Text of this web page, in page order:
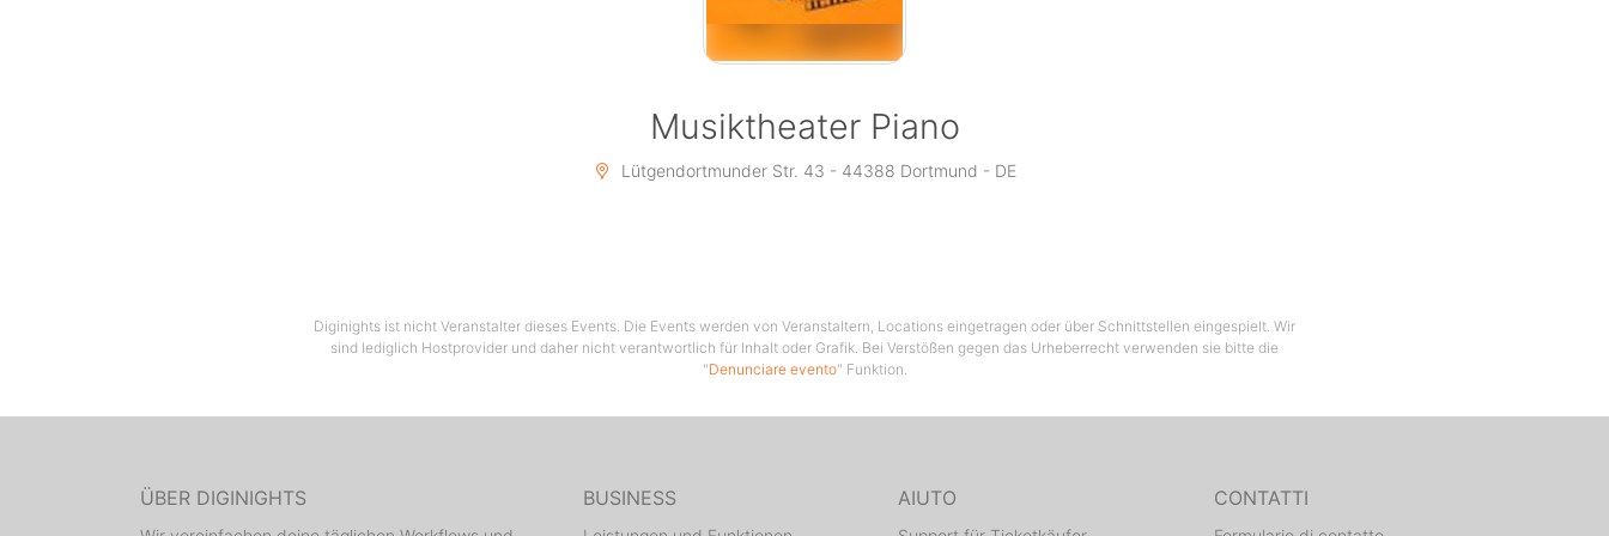
Musiktheater Piano
Lütgendortmunder Str. 43 - 44388 Dortmund - DE
Diginights ist nicht Veranstalter dieses Events. Die Events werden von Veranstaltern, Locations eingetragen oder über Schnittstellen eingespielt. Wir
sind lediglich Hostprovider und daher nicht verantwortlich für Inhalt oder Grafik. Bei Verstößen gegen das Urheberrecht verwenden sie bitte die
"Denunciare evento" Funktion.
ÜBER DIGINIGHTS BUSINESS AIUTO CONTATTI